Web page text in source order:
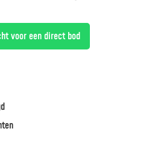
voor een direct bod